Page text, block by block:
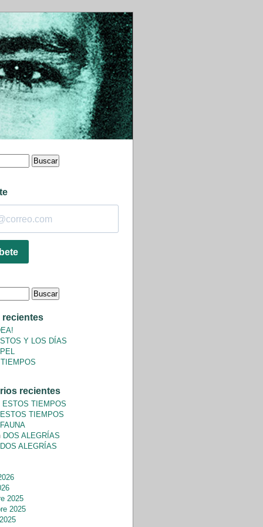
recientes
Y LOS DÍAS
recientes
ESTOS TIEMPOS
ESTOS TIEMPOS
FAUNA
DOS ALEGRÍAS
DOS ALEGRÍAS
2025
2025